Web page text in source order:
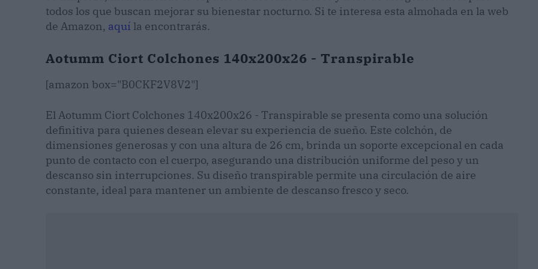
todos los que buscan mejorar su bienestar nocturno. Si te interesa esta almohada en la web
de Amazon, aquí la encontrarás.
Aotumm Ciort Colchones 140x200x26 - Transpirable
[amazon box="B0CKF2V8V2"]
El Aotumm Ciort Colchones 140x200x26 - Transpirable se presenta como una solución
definitiva para quienes desean elevar su experiencia de sueño. Este colchón, de
dimensiones generosas y con una altura de 26 cm, brinda un soporte excepcional en cada
punto de contacto con el cuerpo, asegurando una distribución uniforme del peso y un
descanso sin interrupciones. Su diseño transpirable permite una circulación de aire
constante, ideal para mantener un ambiente de descanso fresco y seco.